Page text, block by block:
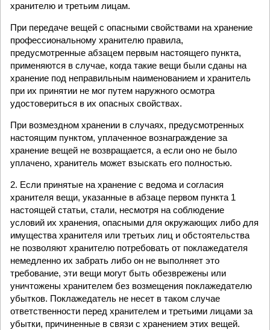
хранителю и третьим лицам.
При передаче вещей с опасными свойствами на хранение
профессиональному хранителю правила,
предусмотренные абзацем первым настоящего пункта,
применяются в случае, когда такие вещи были сданы на
хранение под неправильным наименованием и хранитель
при их принятии не мог путем наружного осмотра
удостовериться в их опасных свойствах.
При возмездном хранении в случаях, предусмотренных
настоящим пунктом, уплаченное вознаграждение за
хранение вещей не возвращается, а если оно не было
уплачено, хранитель может взыскать его полностью.
2. Если принятые на хранение с ведома и согласия
хранителя вещи, указанные в абзаце первом пункта 1
настоящей статьи, стали, несмотря на соблюдение
условий их хранения, опасными для окружающих либо для
имущества хранителя или третьих лиц и обстоятельства
не позволяют хранителю потребовать от поклажедателя
немедленно их забрать либо он не выполняет это
требование, эти вещи могут быть обезврежены или
уничтожены хранителем без возмещения поклажедателю
убытков. Поклажедатель не несет в таком случае
ответственности перед хранителем и третьими лицами за
убытки, причиненные в связи с хранением этих вещей.